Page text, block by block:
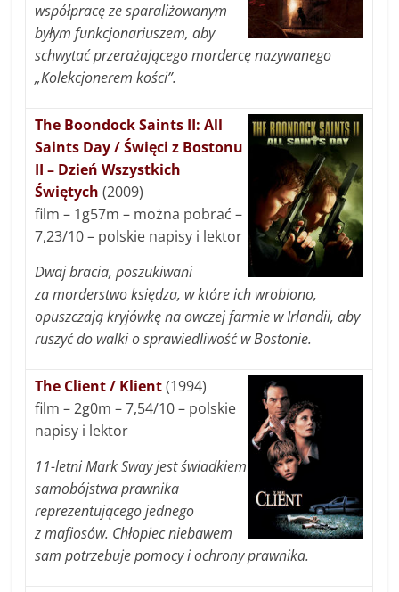
współpracę ze sparaliżowanym
byłym funkcjonariuszem, aby
schwytać przerażającego mordercę nazywanego
„Kolekcjonerem kości”.
The Boondock Saints II: All
Saints Day / Święci z Bostonu
II – Dzień Wszystkich
Świętych (2009)
film – 1g57m – można pobrać –
7,23/10 – polskie napisy i lektor
Dwaj bracia, poszukiwani
za morderstwo księdza, w które ich wrobiono,
opuszczają kryjówkę na owczej farmie w Irlandii, aby
ruszyć do walki o sprawiedliwość w Bostonie.
The Client / Klient(1994)
film – 2g0m – 7,54/10 – polskie
napisy i lektor
11-letni Mark Sway jest świadkiem
samobójstwa prawnika
reprezentującego jednego
z mafiosów. Chłopiec niebawem
sam potrzebuje pomocy i ochrony prawnika.